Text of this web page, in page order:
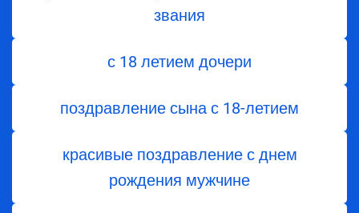
звания
с 18 летием дочери
поздравление сына с 18-летием
красивые поздравление с днем
рождения мужчине